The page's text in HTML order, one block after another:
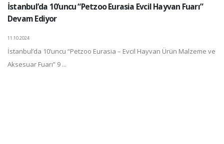
İstanbul’da 10’uncu “Petzoo Eurasia Evcil Hayvan Fuarı”
Devam Ediyor
11.10.2024
İstanbul’da 10’uncu “Petzoo Eurasia – Evcil Hayvan Ürün Malzeme ve
Aksesuar Fuarı” 9 ...